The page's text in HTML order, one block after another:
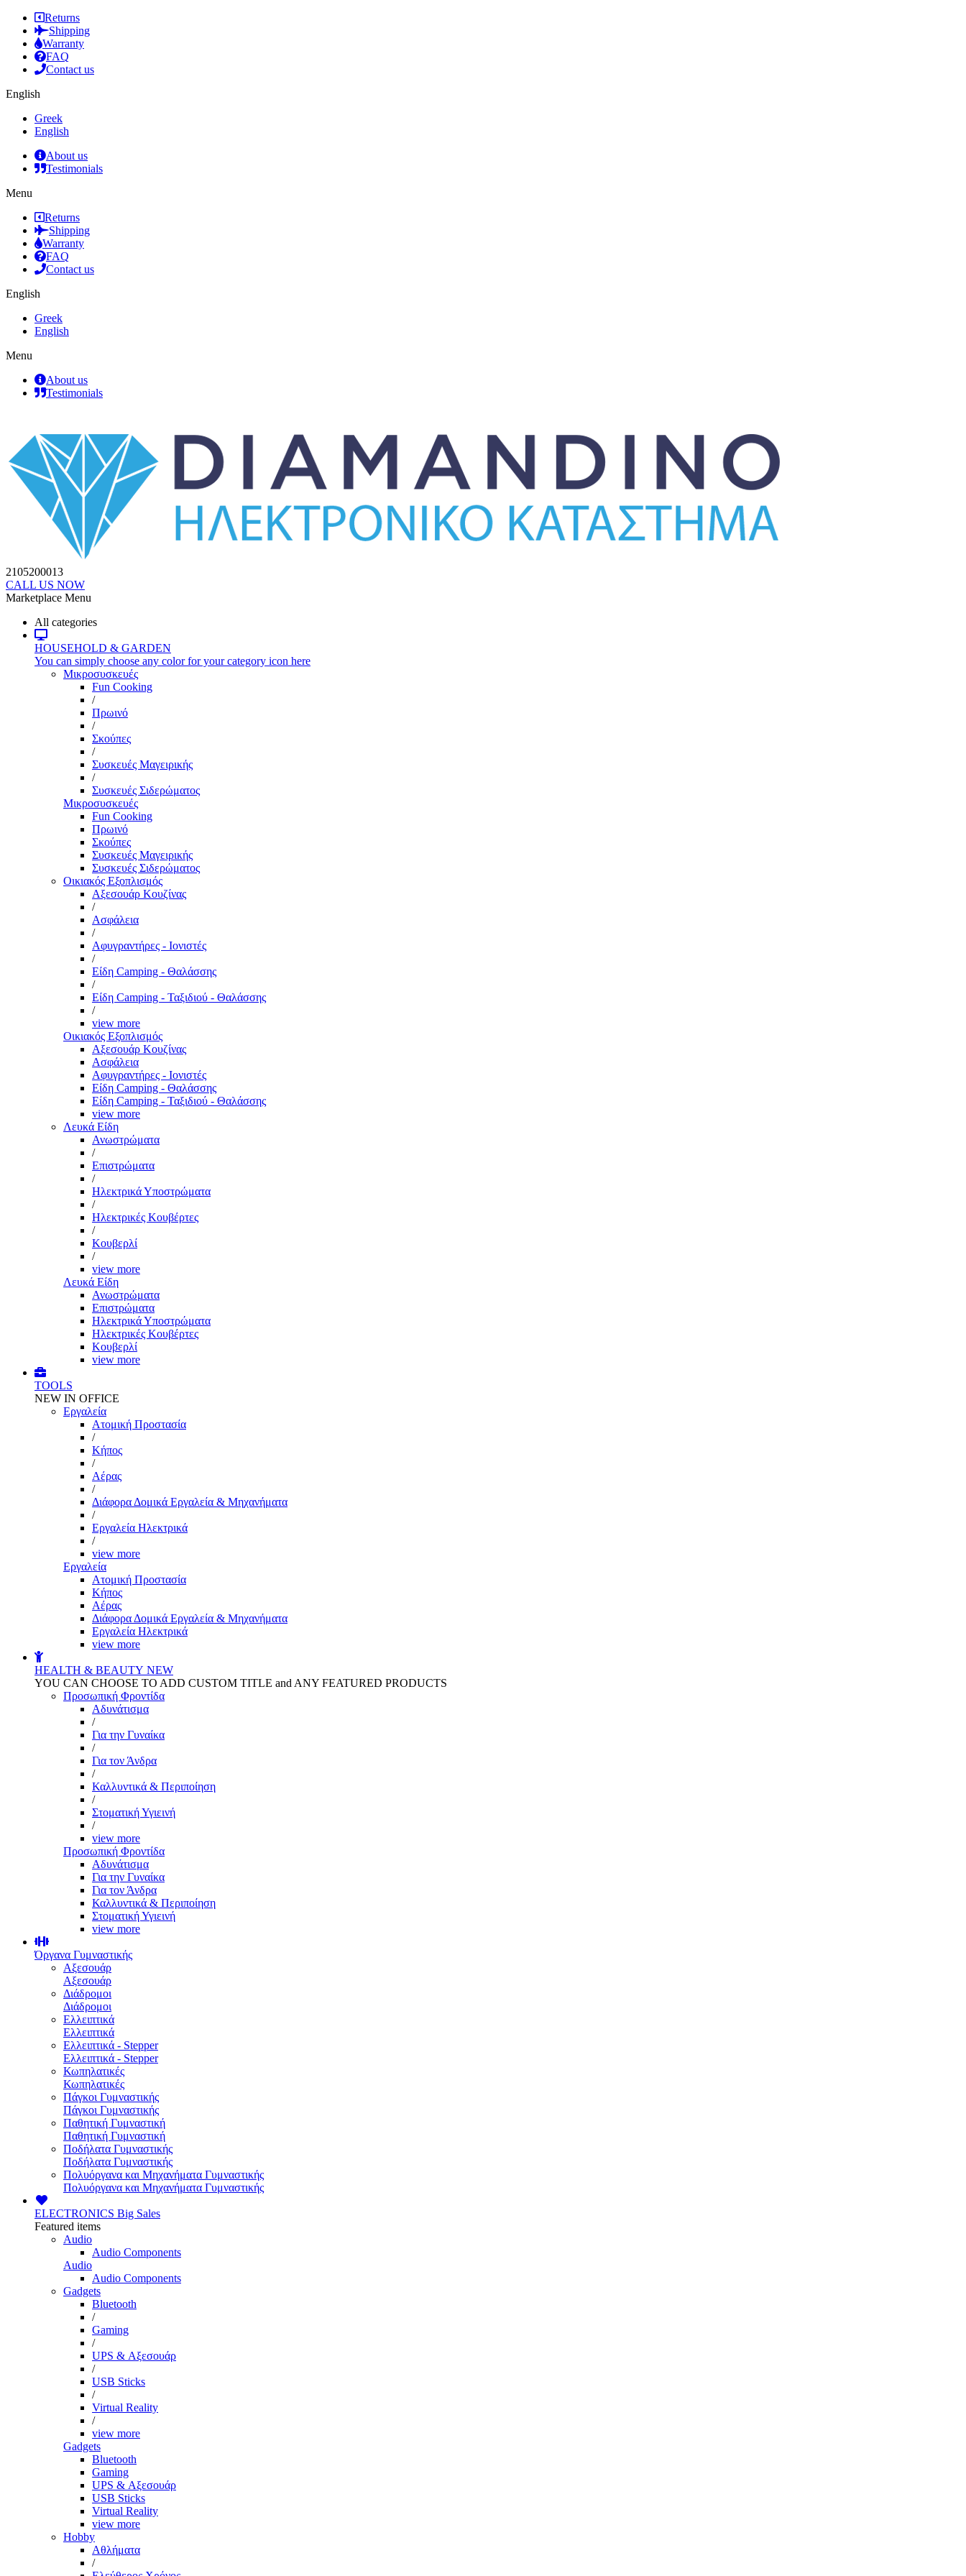
Returns
Shipping
Warranty
FAQ
Contact us
English
Greek
English
About us
Testimonials
Menu
Returns
Shipping
Warranty
FAQ
Contact us
English
Greek
English
Menu
About us
Testimonials
2105200013
CALL US NOW
Marketplace Menu
All categories
HOUSEHOLD & GARDEN
You can simply choose any color for your category icon here
Μικροσυσκευές
Fun Cooking
/
Πρωινό
/
Σκούπες
/
Συσκευές Μαγειρικής
/
Συσκευές Σιδερώματος
Μικροσυσκευές
Fun Cooking
Πρωινό
Σκούπες
Συσκευές Μαγειρικής
Συσκευές Σιδερώματος
Οικιακός Εξοπλισμός
Αξεσουάρ Κουζίνας
/
Ασφάλεια
/
Αφυγραντήρες - Ιονιστές
/
Είδη Camping - Θαλάσσης
/
Είδη Camping - Ταξιδιού - Θαλάσσης
/
view more
Οικιακός Εξοπλισμός
Αξεσουάρ Κουζίνας
Ασφάλεια
Αφυγραντήρες - Ιονιστές
Είδη Camping - Θαλάσσης
Είδη Camping - Ταξιδιού - Θαλάσσης
view more
Λευκά Είδη
Ανωστρώματα
/
Επιστρώματα
/
Ηλεκτρικά Υποστρώματα
/
Ηλεκτρικές Κουβέρτες
/
Κουβερλί
/
view more
Λευκά Είδη
Ανωστρώματα
Επιστρώματα
Ηλεκτρικά Υποστρώματα
Ηλεκτρικές Κουβέρτες
Κουβερλί
view more
TOOLS
NEW IN OFFICE
Εργαλεία
Aτομική Προστασία
/
Kήπος
/
Αέρας
/
Διάφορα Δομικά Εργαλεία & Μηχανήματα
/
Εργαλεία Ηλεκτρικά
/
view more
Εργαλεία
Aτομική Προστασία
Kήπος
Αέρας
Διάφορα Δομικά Εργαλεία & Μηχανήματα
Εργαλεία Ηλεκτρικά
view more
HEALTH & BEAUTY NEW
YOU CAN CHOOSE TO ADD CUSTOM TITLE and ANY FEATURED PRODUCTS
Προσωπική Φροντίδα
Αδυνάτισμα
/
Για την Γυναίκα
/
Για τον Άνδρα
/
Καλλυντικά & Περιποίηση
/
Στοματική Υγιεινή
/
view more
Προσωπική Φροντίδα
Αδυνάτισμα
Για την Γυναίκα
Για τον Άνδρα
Καλλυντικά & Περιποίηση
Στοματική Υγιεινή
view more
Όργανα Γυμναστικής
Αξεσουάρ
Αξεσουάρ
Διάδρομοι
Διάδρομοι
Ελλειπτικά
Ελλειπτικά
Ελλειπτικά - Stepper
Ελλειπτικά - Stepper
Κωπηλατικές
Κωπηλατικές
Πάγκοι Γυμναστικής
Πάγκοι Γυμναστικής
Παθητική Γυμναστική
Παθητική Γυμναστική
Ποδήλατα Γυμναστικής
Ποδήλατα Γυμναστικής
Πολυόργανα και Μηχανήματα Γυμναστικής
Πολυόργανα και Μηχανήματα Γυμναστικής
ELECTRONICS Big Sales
Featured items
Audio
Audio Components
Audio
Audio Components
Gadgets
Bluetooth
/
Gaming
/
UPS & Αξεσουάρ
/
USB Sticks
/
Virtual Reality
/
view more
Gadgets
Bluetooth
Gaming
UPS & Αξεσουάρ
USB Sticks
Virtual Reality
view more
Hobby
Αθλήματα
/